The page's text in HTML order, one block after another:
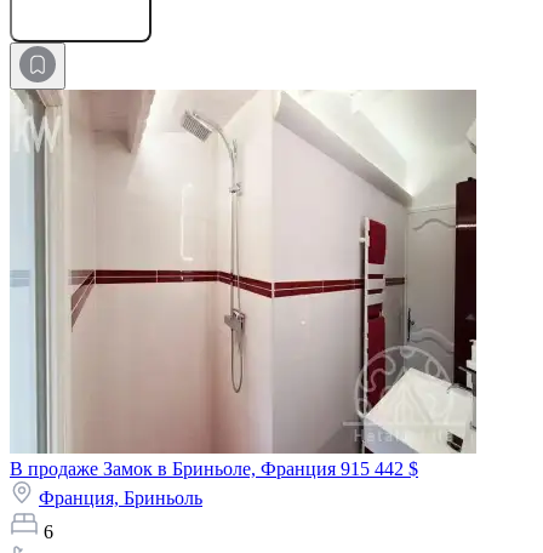
В продаже Замок в Бриньоле, Франция 915 442 $
Франция, Бриньоль
6